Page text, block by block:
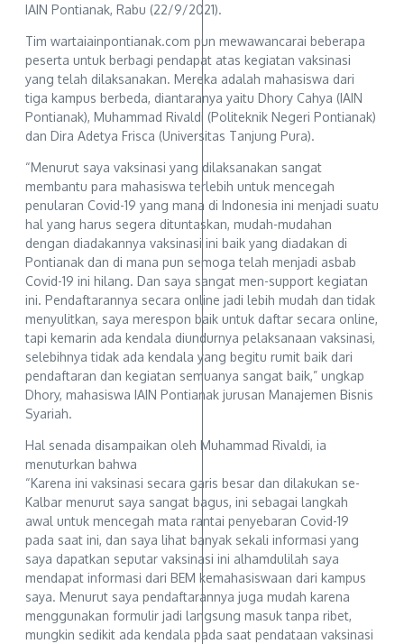
IAIN Pontianak, Rabu (22/9/2021).
Tim wartaiainpontianak.com pun mewawancarai beberapa
peserta untuk berbagi pendapat atas kegiatan vaksinasi
yang telah dilaksanakan. Mereka adalah mahasiswa dari
tiga kampus berbeda, diantaranya yaitu Dhory Cahya (IAIN
Pontianak), Muhammad Rivaldi (Politeknik Negeri Pontianak)
dan Dira Adetya Frisca (Universitas Tanjung Pura).
“Menurut saya vaksinasi yang dilaksanakan sangat
membantu para mahasiswa terlebih untuk mencegah
penularan Covid-19 yang mana di Indonesia ini menjadi suatu
hal yang harus segera dituntaskan, mudah-mudahan
dengan diadakannya vaksinasi ini baik yang diadakan di
Pontianak dan di mana pun semoga telah menjadi asbab
Covid-19 ini hilang. Dan saya sangat men-support kegiatan
ini. Pendaftarannya secara online jadi lebih mudah dan tidak
menyulitkan, saya merespon baik untuk daftar secara online,
tapi kemarin ada kendala diundurnya pelaksanaan vaksinasi,
selebihnya tidak ada kendala yang begitu rumit baik dari
pendaftaran dan kegiatan semuanya sangat baik,” ungkap
Dhory, mahasiswa IAIN Pontianak jurusan Manajemen Bisnis
Syariah.
Hal senada disampaikan oleh Muhammad Rivaldi, ia
menuturkan bahwa
“Karena ini vaksinasi secara garis besar dan dilakukan se-
Kalbar menurut saya sangat bagus, ini sebagai langkah
awal untuk mencegah mata rantai penyebaran Covid-19
pada saat ini, dan saya lihat banyak sekali informasi yang
saya dapatkan seputar vaksinasi ini alhamdulilah saya
mendapat informasi dari BEM kemahasiswaan dari kampus
saya. Menurut saya pendaftarannya juga mudah karena
menggunakan formulir jadi langsung masuk tanpa ribet,
mungkin sedikit ada kendala pada saat pendataan vaksinasi